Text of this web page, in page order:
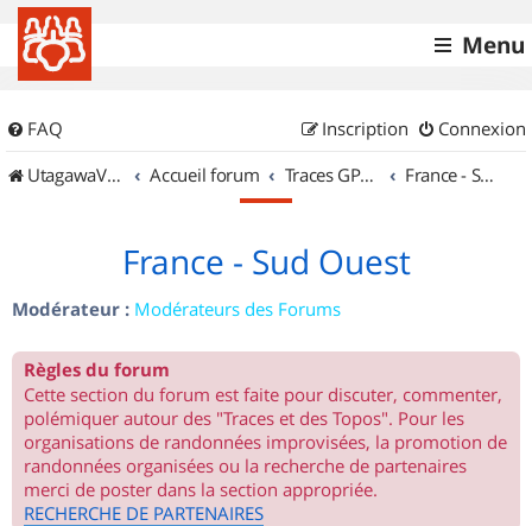
Menu
FAQ Connexion
Inscription
UtagawaVTT (Randos VTT et VTTAE avec traces GPS)
Accueil forum Traces GPS de randos VTT France - Sud Ouest
France - Sud Ouest
Modérateur : Modérateurs des Forums
Règles du forum
Cette section du forum est faite pour discuter, commenter,
polémiquer autour des "Traces et des Topos". Pour les
organisations de randonnées improvisées, la promotion de
randonnées organisées ou la recherche de partenaires
merci de poster dans la section appropriée.
RECHERCHE DE PARTENAIRES